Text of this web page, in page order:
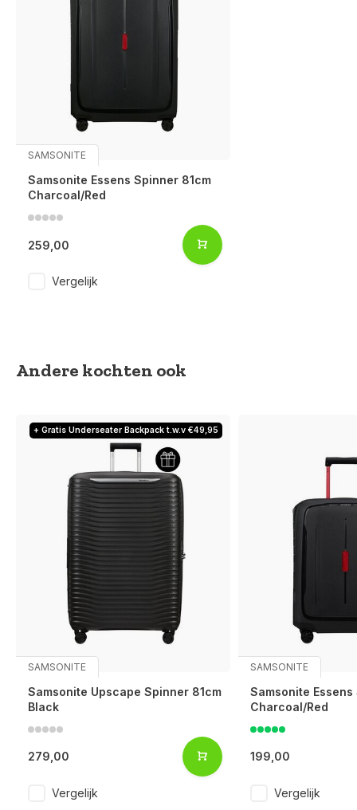
SAMSONITE
Samsonite Essens Spinner 81cm
Charcoal/Red
259,00
Vergelijk
Andere kochten ook
+ Gratis Underseater Backpack t.w.v €49,95
SAMSONITE
Samsonite Upscape Spinner 81cm
Black
279,00
Vergelijk
SAMSONITE
Samsonite
Charcoal/Red
199,00
Vergelijk